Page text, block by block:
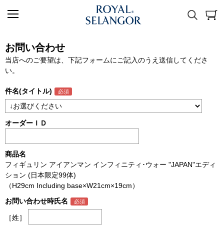
お問い合わせ
当店へのご要望は、下記フォームにご記入のうえ送信してくださ
い。
件名(タイトル)
オーダーＩＤ
商品名
フィギュリン アイアンマン インフィニティ･ウォー "JAPAN"エディ
ション (日本限定99体)
（H29cm Including base×W21cm×19cm）
お問い合わせ時氏名
［姓］